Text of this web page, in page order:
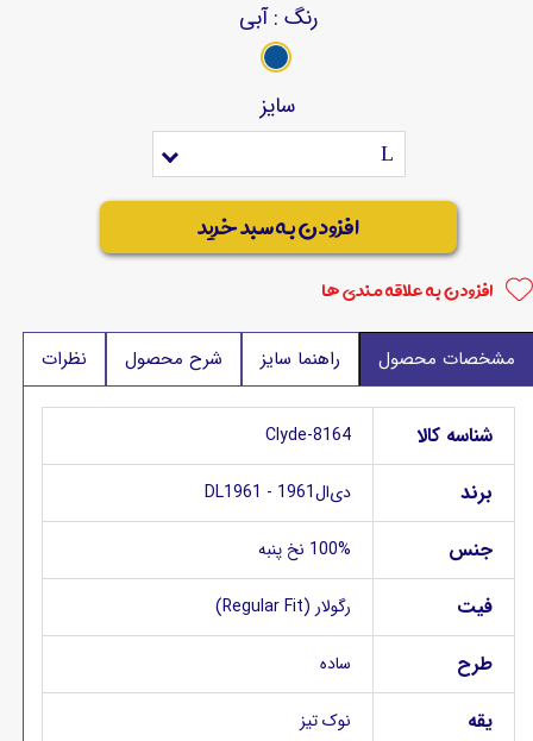
رنگ : آبی
سایز
L
افزودن به سبد خرید
افزودن به علاقه مندی ها
مشخصات محصول راهنما سایز شرح محصول نظرات
شناسه کالا Clyde-8164
برند دی‌ال1961 - DL1961
جنس 100% نخ پنبه
فیت رگولار (Regular Fit)
طرح ساده
یقه نوک تیز